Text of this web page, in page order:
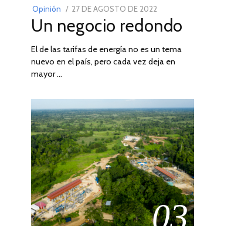
Opinión
POSTED
ON
27 DE AGOSTO DE 2022
DE
DE
2022
Un negocio redondo
El de las tarifas de energía no es un tema
nuevo en el país, pero cada vez deja en
mayor …
03